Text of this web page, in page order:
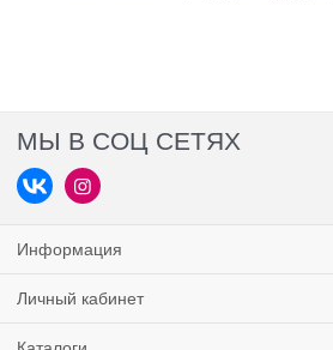
МЫ В СОЦ СЕТЯХ
Информация
Личный кабинет